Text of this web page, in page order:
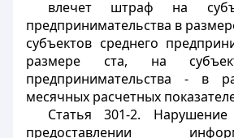
влечет штраф на
предпринимательства в
субъектов среднего
размере ста, на
предпринимательства - в
месячных расчетных
Статья 301-2.
предоставлении